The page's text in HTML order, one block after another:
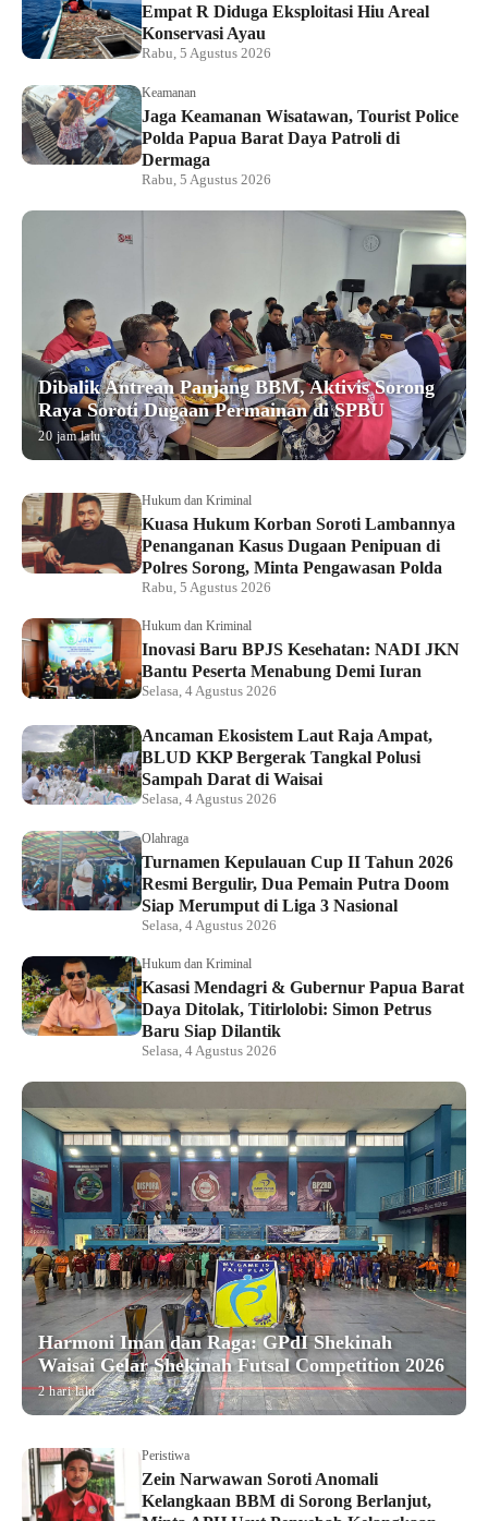
Empat R Diduga Eksploitasi Hiu Areal
Konservasi Ayau
Rabu, 5 Agustus 2026
Keamanan
Jaga Keamanan Wisatawan, Tourist Police
Polda Papua Barat Daya Patroli di
Dermaga
Rabu, 5 Agustus 2026
Dibalik Antrean Panjang BBM, Aktivis Sorong
Raya Soroti Dugaan Permainan di SPBU
20 jam lalu
Hukum dan Kriminal
Kuasa Hukum Korban Soroti Lambannya
Penanganan Kasus Dugaan Penipuan di
Polres Sorong, Minta Pengawasan Polda
Rabu, 5 Agustus 2026
Hukum dan Kriminal
Inovasi Baru BPJS Kesehatan: NADI JKN
Bantu Peserta Menabung Demi Iuran
Selasa, 4 Agustus 2026
Ancaman Ekosistem Laut Raja Ampat,
BLUD KKP Bergerak Tangkal Polusi
Sampah Darat di Waisai
Selasa, 4 Agustus 2026
Olahraga
Turnamen Kepulauan Cup II Tahun 2026
Resmi Bergulir, Dua Pemain Putra Doom
Siap Merumput di Liga 3 Nasional
Selasa, 4 Agustus 2026
Hukum dan Kriminal
Kasasi Mendagri & Gubernur Papua Barat
Daya Ditolak, Titirlolobi: Simon Petrus
Baru Siap Dilantik
Selasa, 4 Agustus 2026
Harmoni Iman dan Raga: GPdI Shekinah
Waisai Gelar Shekinah Futsal Competition 2026
2 hari lalu
Peristiwa
Zein Narwawan Soroti Anomali
Kelangkaan BBM di Sorong Berlanjut,